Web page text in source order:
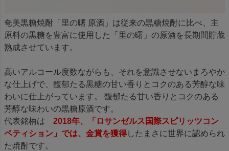
奄美黒糖焼酎「里の曙 原酒」は従来の黒糖焼酎に比べ、主
原料の黒糖を豊富に使用した「里の曙」の原酒を長期間貯蔵
熟成させています。
高いアルコール度数ながらも、それを意識させないまろやか
な仕上げで、馥郁たる黒糖の甘い香りとコクのある芳醇な味
わいに仕上がっています。 馥郁たる甘い香りとコクのある
芳醇な味わいの黒糖原酒です。
代表銘柄は 2018年、「ロサンゼルス国際スピリッツコン
ペティション」では、金賞を獲得したまさに世界に認められ
た焼酎です。